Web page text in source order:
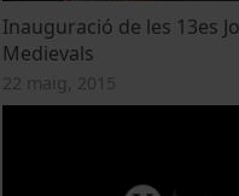
Inauguració de les 13es
Medievals
22 maig, 2015